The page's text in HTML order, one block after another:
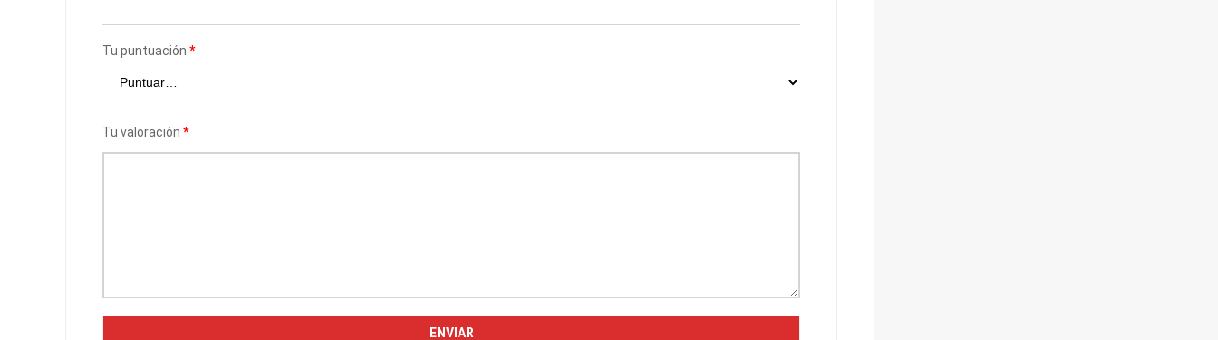
Tu puntuación *
Tu valoración *